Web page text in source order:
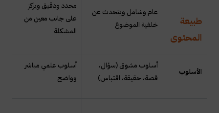
طبيعة
المحتوى
عام وشامل ويتحدث عن
خلفية الموضوع
محدد ودقيق ويركز
على جانب معين من
المشكلة
الأسلوب
أسلوب مشوق (سؤال،
قصة، حقيقة، اقتباس)
أسلوب علمي مباشر
وواضح